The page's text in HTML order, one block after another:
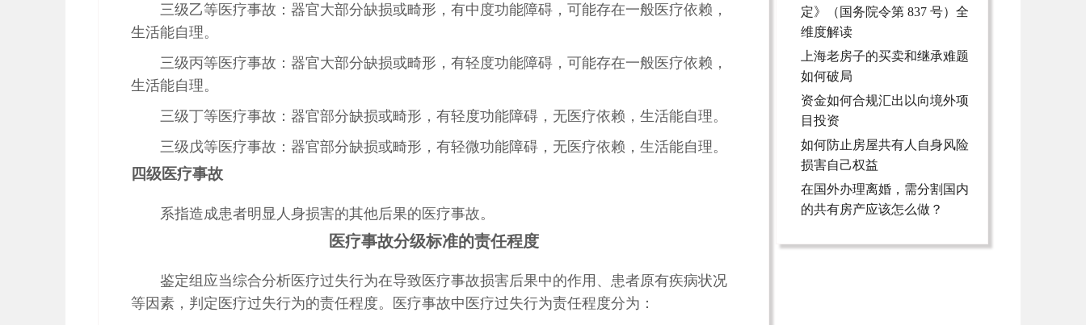
三级乙等医疗事故：器官大部分缺损或畸形，有中度功能障碍，可能存在一般医疗依赖，
生活能自理。
三级丙等医疗事故：器官大部分缺损或畸形，有轻度功能障碍，可能存在一般医疗依赖，
生活能自理。
三级丁等医疗事故：器官部分缺损或畸形，有轻度功能障碍，无医疗依赖，生活能自理。
三级戊等医疗事故：器官部分缺损或畸形，有轻微功能障碍，无医疗依赖，生活能自理。
四级医疗事故
系指造成患者明显人身损害的其他后果的医疗事故。
医疗事故分级标准的责任程度
鉴定组应当综合分析医疗过失行为在导致医疗事故损害后果中的作用、患者原有疾病状况
等因素，判定医疗过失行为的责任程度。医疗事故中医疗过失行为责任程度分为：
定》（国务院令第 837 号）全
维度解读
上海老房子的买卖和继承难题
如何破局
资金如何合规汇出以向境外项
目投资
如何防止房屋共有人自身风险
损害自己权益
在国外办理离婚，需分割国内
的共有房产应该怎么做？